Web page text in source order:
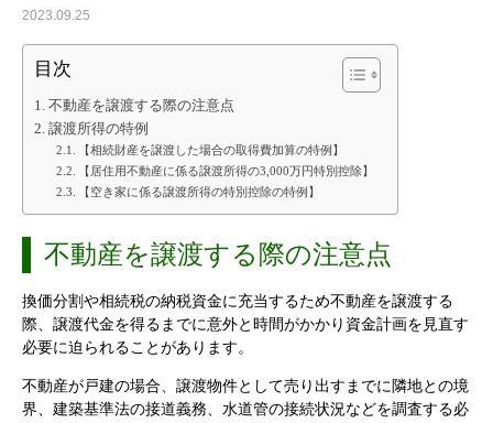
2023.09.25
目次
不動産を譲渡する際の注意点
譲渡所得の特例
【相続財産を譲渡した場合の取得費加算の特例】
【居住用不動産に係る譲渡所得の3,000万円特別控除】
【空き家に係る譲渡所得の特別控除の特例】
不動産を譲渡する際の注意点
換価分割や相続税の納税資金に充当するため不動産を譲渡する
際、譲渡代金を得るまでに意外と時間がかかり資金計画を見直す
必要に迫られることがあります。
不動産が戸建の場合、譲渡物件として売り出すまでに隣地との境
界、建築基準法の接道義務、水道管の接続状況などを調査する必